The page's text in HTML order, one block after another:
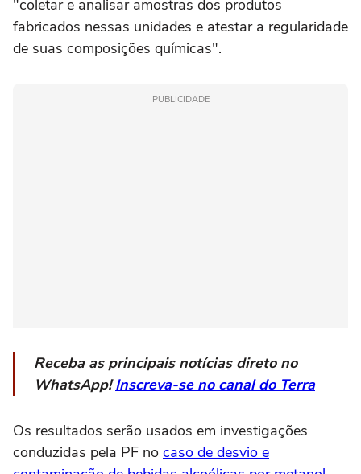
"coletar e analisar amostras dos produtos
fabricados nessas unidades e atestar a regularidade
de suas composições químicas".
PUBLICIDADE
Receba as principais notícias direto no
WhatsApp!Inscreva-se no canal do Terra
Os resultados serão usados em investigações
conduzidas pela PF no caso de desvio e